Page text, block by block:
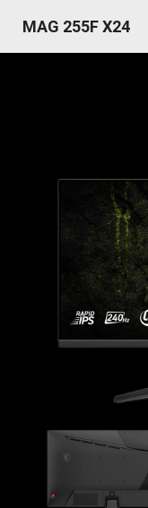
MAG 255F X24